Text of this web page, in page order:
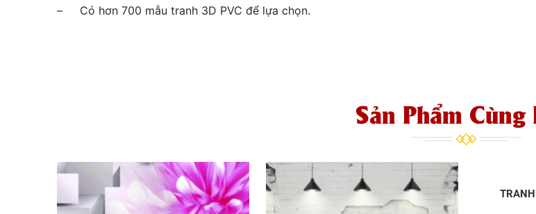
– Có hơn 700 mẫu tranh 3D PVC để lựa chọn.
Sản Phẩm Cùng